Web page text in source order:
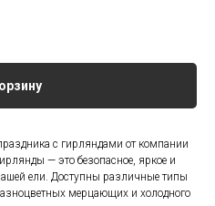
с гирляндами от компании
— это безопасное, яркое и
ели. Доступны различные типы
мерцающих и холодного